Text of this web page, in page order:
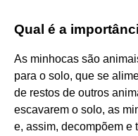
Qual é a
As minhocas são
para o solo, que se
de restos de outros
escavarem o solo, as
e, assim, decompõem e